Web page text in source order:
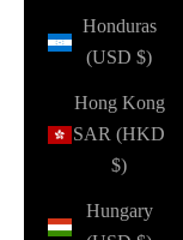
Honduras
(USD $)
Hong Kong
SAR (HKD
$)
Hungary